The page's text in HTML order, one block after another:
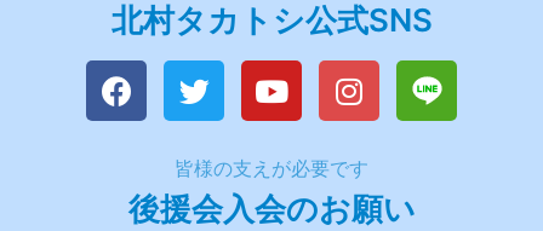
北村タカトシ公式SNS
後援会入会のお願い
皆様の支えが必要です